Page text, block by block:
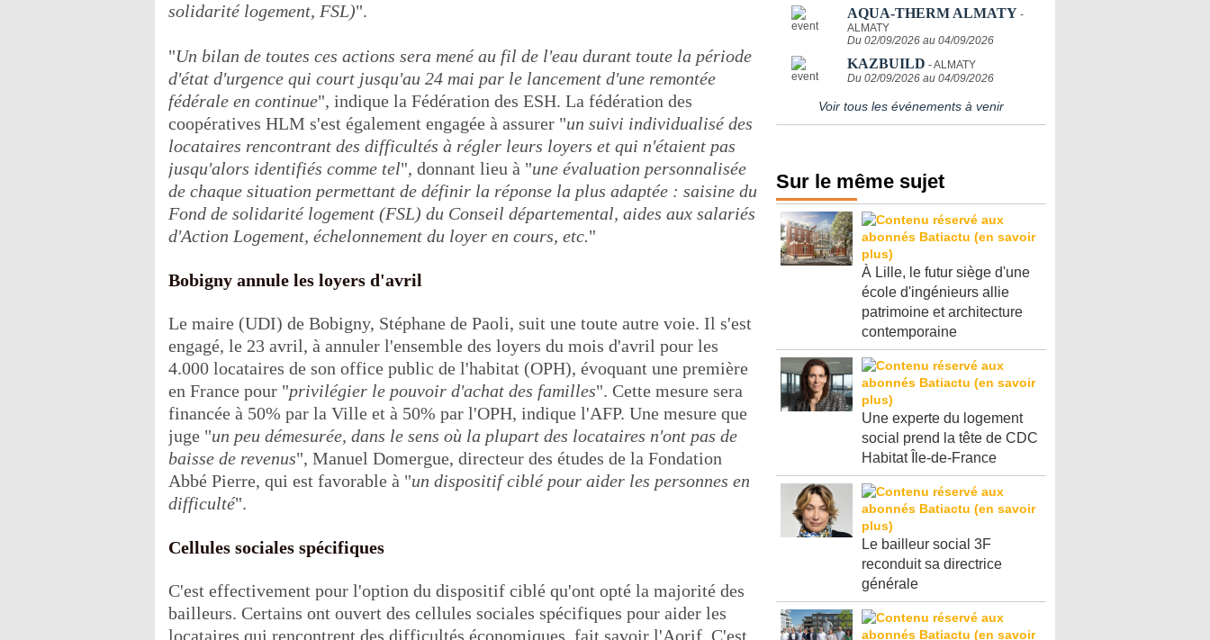
solidarité logement, FSL)".
"Un bilan de toutes ces actions sera mené au fil de l'eau durant toute la période
d'état d'urgence qui court jusqu'au 24 mai par le lancement d'une remontée
fédérale en continue", indique la Fédération des ESH. La fédération des
coopératives HLM s'est également engagée à assurer "un suivi individualisé des
locataires rencontrant des difficultés à régler leurs loyers et qui n'étaient pas
jusqu'alors identifiés comme tel", donnant lieu à "une évaluation personnalisée
de chaque situation permettant de définir la réponse la plus adaptée : saisine du
Fond de solidarité logement (FSL) du Conseil départemental, aides aux salariés
d'Action Logement, échelonnement du loyer en cours, etc."
Bobigny annule les loyers d'avril
Le maire (UDI) de Bobigny, Stéphane de Paoli, suit une toute autre voie. Il s'est
engagé, le 23 avril, à annuler l'ensemble des loyers du mois d'avril pour les
4.000 locataires de son office public de l'habitat (OPH), évoquant une première
en France pour "privilégier le pouvoir d'achat des familles". Cette mesure sera
financée à 50% par la Ville et à 50% par l'OPH, indique l'AFP. Une mesure que
juge "un peu démesurée, dans le sens où la plupart des locataires n'ont pas de
baisse de revenus", Manuel Domergue, directeur des études de la Fondation
Abbé Pierre, qui est favorable à "un dispositif ciblé pour aider les personnes en
difficulté".
Cellules sociales spécifiques
C'est effectivement pour l'option du dispositif ciblé qu'ont opté la majorité des
bailleurs. Certains ont ouvert des cellules sociales spécifiques pour aider les
locataires qui rencontrent des difficultés économiques, fait savoir l'Aorif. C'est
AQUA-THERM ALMATY -
ALMATY
Du 02/09/2026 au 04/09/2026
KAZBUILD - ALMATY
Du 02/09/2026 au 04/09/2026
Voir tous les événements à venir
Sur le même sujet
À Lille, le futur siège d'une
école d'ingénieurs allie
patrimoine et architecture
contemporaine
Une experte du logement
social prend la tête de CDC
Habitat Île-de-France
Le bailleur social 3F
reconduit sa directrice
générale